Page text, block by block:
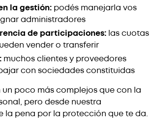
la gestión: podés manejarla vos
administradores
de participaciones: las cuotas
vender o transferir
muchos clientes y proveedores
con sociedades constituidas
un poco más complejos que con la
pero desde nuestra
la pena por la protección que te da.